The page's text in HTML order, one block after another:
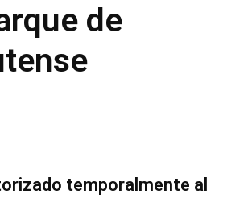
de
temporalmente al